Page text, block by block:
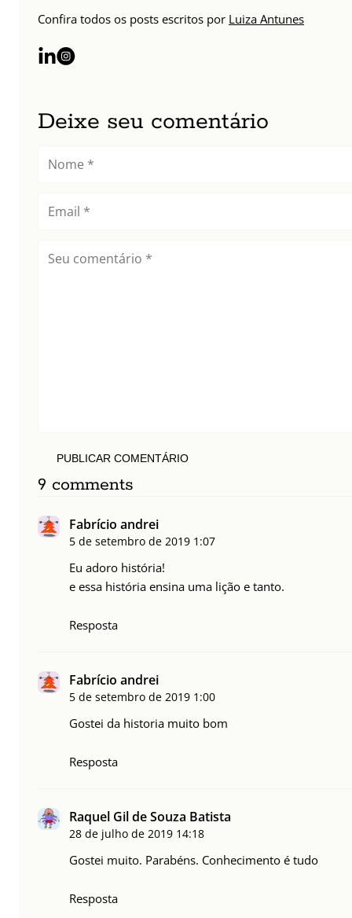
Confira todos os posts escritos por Luiza Antunes
Deixe seu comentário
PUBLICAR COMENTÁRIO
9 comments
Fabrício andrei
5 de setembro de 2019 1:07
Eu adoro história!
e essa história ensina uma lição e tanto.
Resposta
Fabrício andrei
5 de setembro de 2019 1:00
Gostei da historia muito bom
Resposta
Raquel Gil de Souza Batista
28 de julho de 2019 14:18
Gostei muito. Parabéns. Conhecimento é tudo
Resposta